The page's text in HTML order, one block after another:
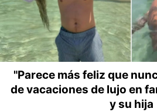
"Parece más feliz que
de vacaciones de lujo en
y su hija